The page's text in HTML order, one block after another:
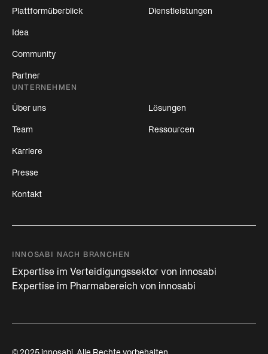
Plattformüberblick
Idea
Community
Partner
Dienstleistungen
UNTERNEHMEN
Über uns
Team
Karriere
Presse
Kontakt
Lösungen
Ressourcen
INNOSABI NACH BRANCHEN
Expertise im Verteidigungssektor von innosabi
Expertise im Pharmabereich von innosabi